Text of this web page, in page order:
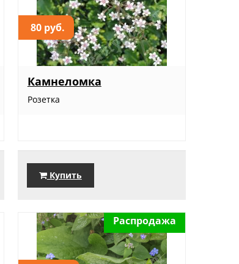
80 руб.
Камнеломка
Розетка
Купить
Распродажа